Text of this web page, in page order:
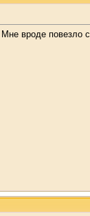
вроде повезло